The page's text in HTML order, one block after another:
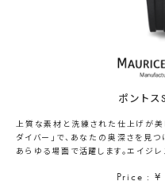
ポントス
上質な素材と洗練された仕上げが美
ダイバー」で、あなたの奥深さを見つ
あらゆる場面で活躍します。エイジ
Price :